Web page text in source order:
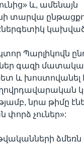
և, ամենայն
տարվա
Պարլիկովն
գազի
և խոստովանել
նրա թիմը
չուներ»:
թվականների